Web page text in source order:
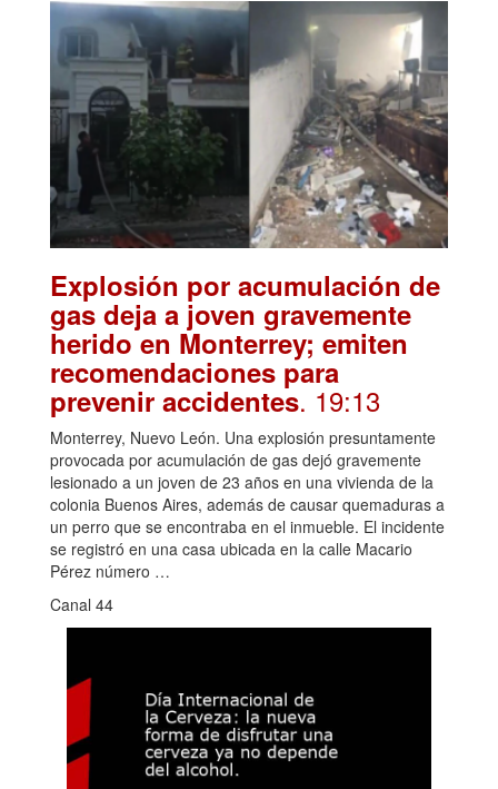
Explosión por acumulación de
gas deja a joven gravemente
herido en Monterrey; emiten
recomendaciones para
prevenir accidentes. 19:13
Monterrey, Nuevo León. Una explosión presuntamente
provocada por acumulación de gas dejó gravemente
lesionado a un joven de 23 años en una vivienda de la
colonia Buenos Aires, además de causar quemaduras a
un perro que se encontraba en el inmueble. El incidente
se registró en una casa ubicada en la calle Macario
Pérez número …
Canal 44